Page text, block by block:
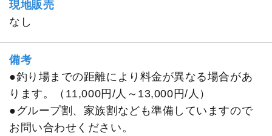
現地販売
なし
備考
●釣り場までの距離により料金が異なる場合があ
ります。（11,000円/人～13,000円/人）
●グループ割、家族割なども準備していますので
お問い合わせください。